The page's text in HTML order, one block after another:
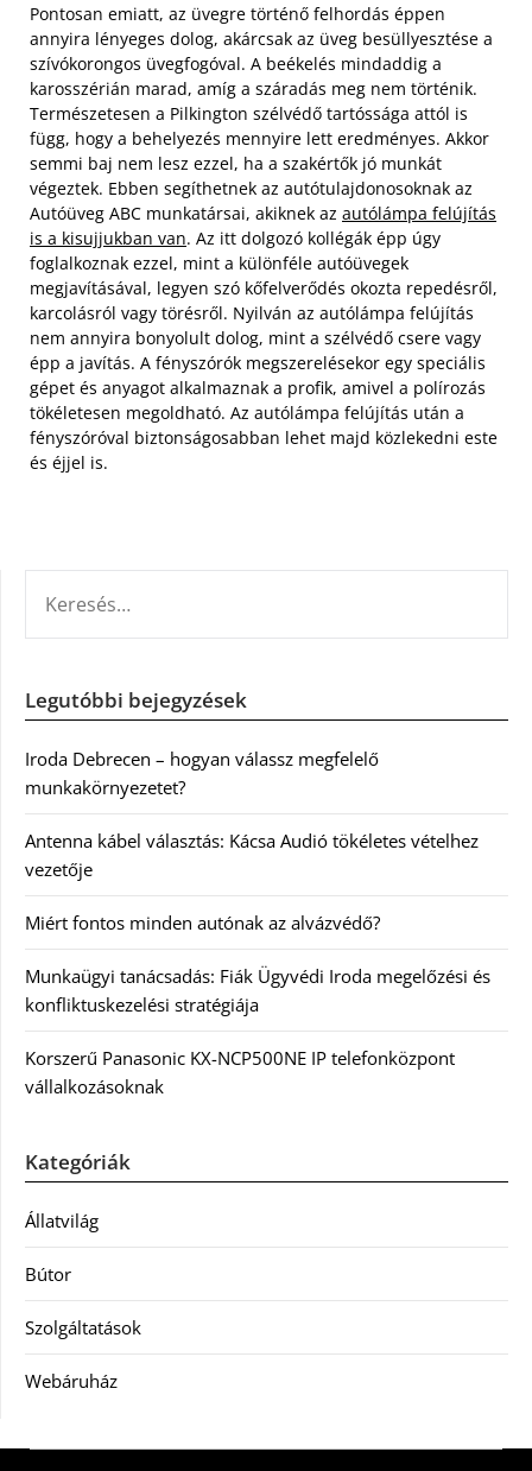
Pontosan emiatt, az üvegre történő felhordás éppen
annyira lényeges dolog, akárcsak az üveg besüllyesztése a
szívókorongos üvegfogóval. A beékelés mindaddig a
karosszérián marad, amíg a száradás meg nem történik.
Természetesen a Pilkington szélvédő tartóssága attól is
függ, hogy a behelyezés mennyire lett eredményes. Akkor
semmi baj nem lesz ezzel, ha a szakértők jó munkát
végeztek. Ebben segíthetnek az autótulajdonosoknak az
Autóüveg ABC munkatársai, akiknek az autólámpa felújítás
is a kisujjukban van. Az itt dolgozó kollégák épp úgy
foglalkoznak ezzel, mint a különféle autóüvegek
megjavításával, legyen szó kőfelverődés okozta repedésről,
karcolásról vagy törésről. Nyilván az autólámpa felújítás
nem annyira bonyolult dolog, mint a szélvédő csere vagy
épp a javítás. A fényszórók megszerelésekor egy speciális
gépet és anyagot alkalmaznak a profik, amivel a polírozás
tökéletesen megoldható. Az autólámpa felújítás után a
fényszóróval biztonságosabban lehet majd közlekedni este
és éjjel is.
Legutóbbi bejegyzések
Iroda Debrecen – hogyan válassz megfelelő
munkakörnyezetet?
Antenna kábel választás: Kácsa Audió tökéletes vételhez
vezetője
Miért fontos minden autónak az alvázvédő?
Munkaügyi tanácsadás: Fiák Ügyvédi Iroda megelőzési és
konfliktuskezelési stratégiája
Korszerű Panasonic KX-NCP500NE IP telefonközpont
vállalkozásoknak
Kategóriák
Állatvilág
Bútor
Szolgáltatások
Webáruház